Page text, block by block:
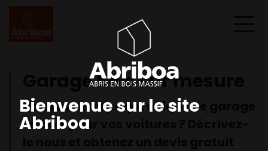
Bienvenue sur le site
Abriboa
Garage bois sur mesure
Vous avez un projet unique de garage
en bois pour vos voitures ? Décrivez-